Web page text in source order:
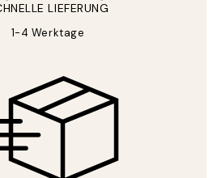
LIEFERUNG
1-4 Werktage